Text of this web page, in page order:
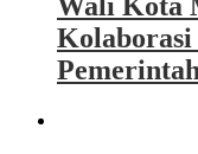
Wali Kota
Kolaborasi